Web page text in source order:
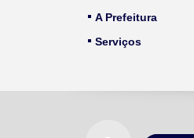
A Prefeitura
Serviços